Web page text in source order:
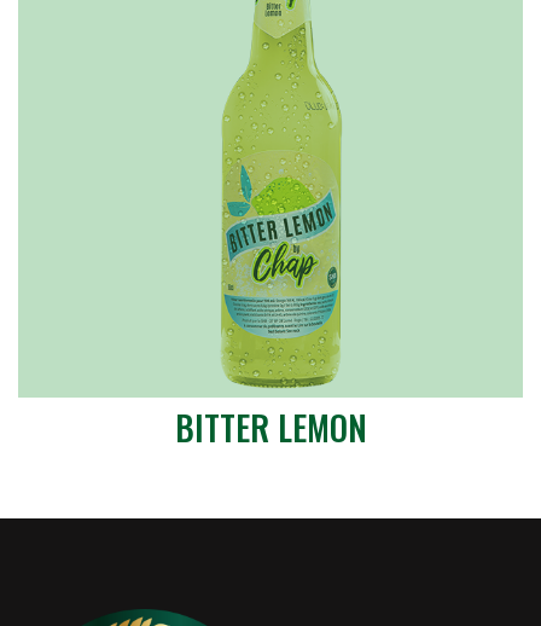
BITTER LEMON